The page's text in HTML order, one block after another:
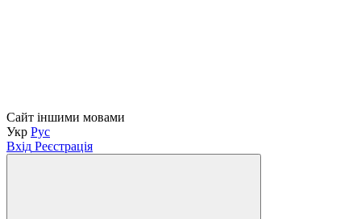
Сайт іншими мовами
Укр Рус
Вхід Реєстрація